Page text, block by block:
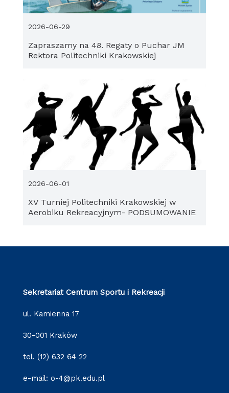
Zapraszamy na 48. Regaty o Puchar JM
Rektora Politechniki Krakowskiej
2026-06-29
XV Turniej Politechniki Krakowskiej w
Aerobiku Rekreacyjnym- PODSUMOWANIE
2026-06-01
Sekretariat Centrum Sportu i Rekreacji
ul. Kamienna 17
30-001 Kraków
tel. (12) 632 64 22
e-mail: o-4@pk.edu.pl